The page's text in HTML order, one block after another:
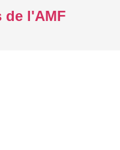
de l'AMF